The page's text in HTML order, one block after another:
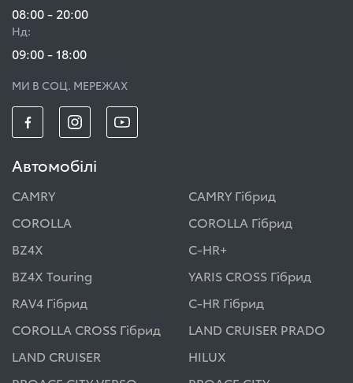
08:00 - 20:00
Нд:
09:00 - 18:00
МИ В СОЦ. МЕРЕЖАХ
Автомобілі
CAMRY
CAMRY Гібрид
COROLLA
COROLLA Гібрид
BZ4X
C-HR+
BZ4X Touring
YARIS CROSS Гібрид
RAV4 Гібрид
C-HR Гібрид
COROLLA CROSS Гібрид
LAND CRUISER PRADO
LAND CRUISER
HILUX